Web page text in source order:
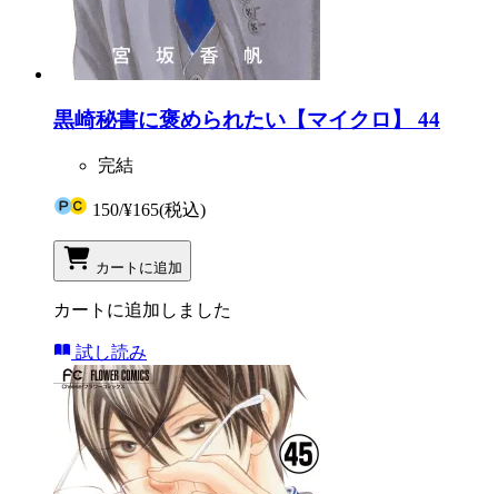
黒崎秘書に褒められたい【マイクロ】 44
完結
150/¥165(税込)
カートに追加
カートに追加しました
試し読み